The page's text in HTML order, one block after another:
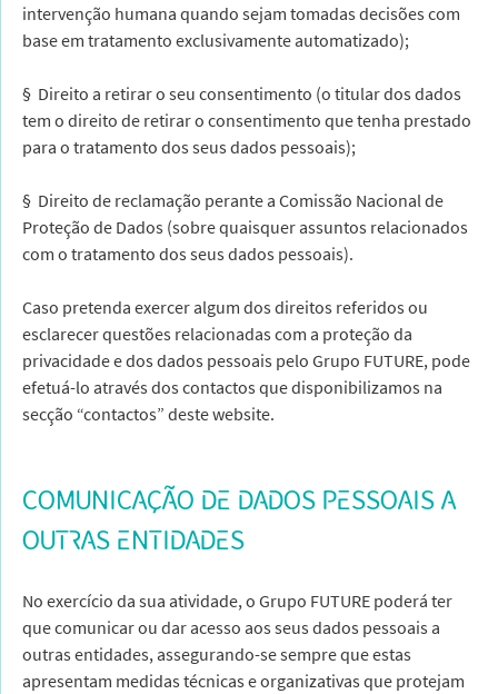
intervenção humana quando sejam tomadas decisões com
base em tratamento exclusivamente automatizado);
§ Direito a retirar o seu consentimento (o titular dos dados
tem o direito de retirar o consentimento que tenha prestado
para o tratamento dos seus dados pessoais);
§ Direito de reclamação perante a Comissão Nacional de
Proteção de Dados (sobre quaisquer assuntos relacionados
com o tratamento dos seus dados pessoais).
Caso pretenda exercer algum dos direitos referidos ou
esclarecer questões relacionadas com a proteção da
privacidade e dos dados pessoais pelo Grupo FUTURE, pode
efetuá-lo através dos contactos que disponibilizamos na
secção “contactos” deste website.
COMUNICAÇÃO DE DADOS PESSOAIS A
OUTRAS ENTIDADES
No exercício da sua atividade, o Grupo FUTURE poderá ter
que comunicar ou dar acesso aos seus dados pessoais a
outras entidades, assegurando-se sempre que estas
apresentam medidas técnicas e organizativas que protejam